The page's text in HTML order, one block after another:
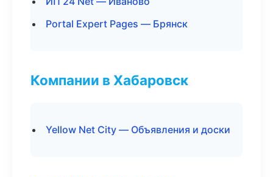
Portal Expert Pages — Брянск
Компании в Хабаровск
Yellow Net City — Объявления и доски